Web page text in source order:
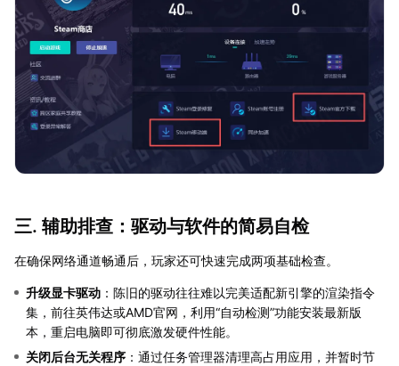
三. 辅助排查：驱动与软件的简易自检
在确保网络通道畅通后，玩家还可快速完成两项基础检查。
升级显卡驱动 ：陈旧的驱动往往难以完美适配新引擎的渲染指令
集，前往英伟达或AMD官网，利用“自动检测”功能安装最新版
本，重启电脑即可彻底激发硬件性能。
关闭后台无关程序 ：通过任务管理器清理高占用应用，并暂时节